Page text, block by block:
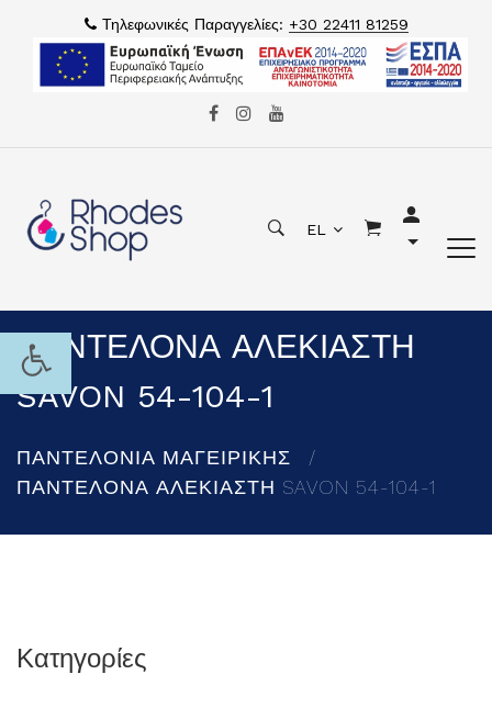
Τηλεφωνικές Παραγγελίες: +30 22411 81259
EL
ΠΑΝΤΕΛΟΝΑ ΑΛΕΚΙΑΣΤΗ
SAVON 54-104-1
ΠΑΝΤΕΛΟΝΙΑ ΜΑΓΕΙΡΙΚΗΣ
ΠΑΝΤΕΛΟΝΑ ΑΛΕΚΙΑΣΤΗ SAVON 54-104-1
Κατηγορίες